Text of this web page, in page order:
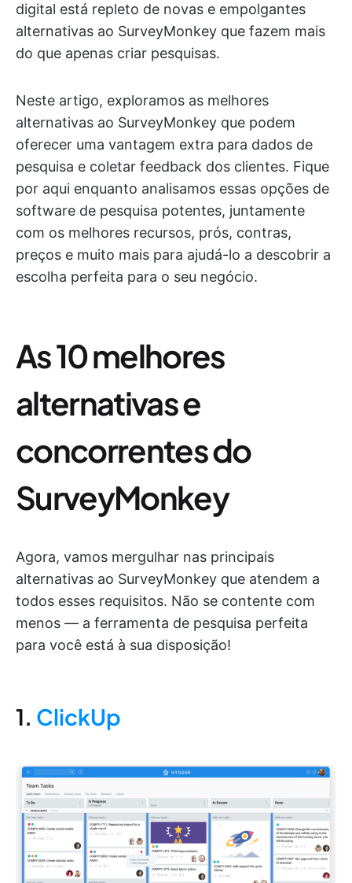
digital está repleto de novas e empolgantes
alternativas ao SurveyMonkey que fazem mais
do que apenas criar pesquisas.
Neste artigo, exploramos as melhores
alternativas ao SurveyMonkey que podem
oferecer uma vantagem extra para dados de
pesquisa e coletar feedback dos clientes. Fique
por aqui enquanto analisamos essas opções de
software de pesquisa potentes, juntamente
com os melhores recursos, prós, contras,
preços e muito mais para ajudá-lo a descobrir a
escolha perfeita para o seu negócio.
As 10 melhores
alternativas e
concorrentes do
SurveyMonkey
Agora, vamos mergulhar nas principais
alternativas ao SurveyMonkey que atendem a
todos esses requisitos. Não se contente com
menos — a ferramenta de pesquisa perfeita
para você está à sua disposição!
1. ClickUp